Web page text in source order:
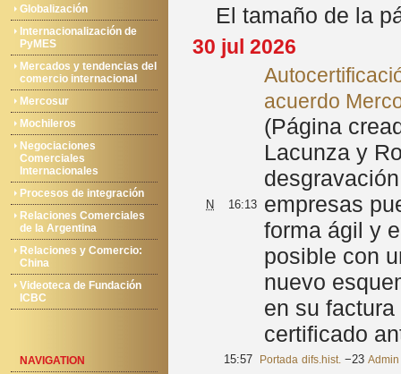
Globalización
Internacionalización de
PyMES
Mercados y tendencias del
comercio internacional
Mercosur
Mochileros
Negociaciones
Comerciales
Internacionales
Procesos de integración
Relaciones Comerciales
de la Argentina
Relaciones y Comercio:
China
Videoteca de Fundación
ICBC
NAVIGATION
El tamaño de la
30 jul 2026
N 16:13
acuerdo
(Página
Lacunza y
empresas
forma ágil y
posible con
nuevo
en su
certificado
15:57 Portada difs.hist. −23 Admin